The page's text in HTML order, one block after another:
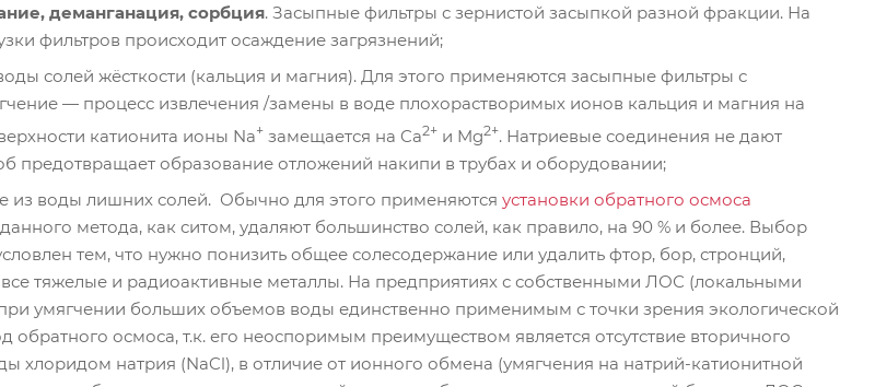
деманганация, сорбция. Засыпные фильтры с зернистой засыпкой разной фракции. На
фильтров происходит осаждение загрязнений;
солей жёсткости (кальция и магния). Для этого применяются засыпные фильтры с
— процесс извлечения /замены в воде плохорастворимых ионов кальция и магния на
катионита ионы Na+ замещается на Ca2+ и Mg2+. Натриевые соединения не дают
предотвращает образование отложений накипи в трубах и оборудовании;
из воды лишних солей. Обычно для этого применяются установки обратного осмоса
метода, как ситом, удаляют большинство солей, как правило, на 90 % и более. Выбор
тем, что нужно понизить общее солесодержание или удалить фтор, бор, стронций,
все тяжелые и радиоактивные металлы. На предприятиях с собственными ЛОС (локальными
умягчении больших объемов воды единственно применимым с точки зрения экологической
обратного осмоса, т.к. его неоспоримым преимуществом является отсутствие вторичного
хлоридом натрия (NaCl), в отличие от ионного обмена (умягчения на натрий-катионитной